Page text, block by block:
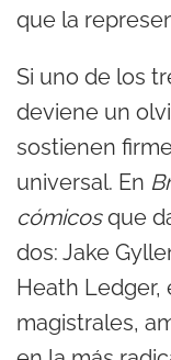
que la
Si uno de los
deviene un
sostienen
universal. En
cómicosque
dos: Jake
Heath Ledger,
magistrales,